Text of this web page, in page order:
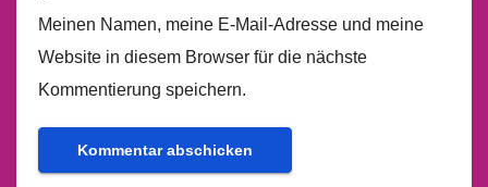
Meinen Namen, meine E-Mail-Adresse und meine
Website in diesem Browser für die nächste
Kommentierung speichern.